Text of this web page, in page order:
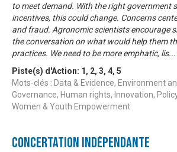
to meet demand. With the right government
incentives, this could change. Concerns
and fraud. Agronomic scientists encourage
the conversation on what would help them
practices. We need to be more emphatic, lis...
Piste(s) d'Action: 1 , 2, 3, 4, 5
Mots-clés : Data & Evidence, Environment
Governance, Human rights, Innovation,
Women & Youth Empowerment
Concertation Indépendante